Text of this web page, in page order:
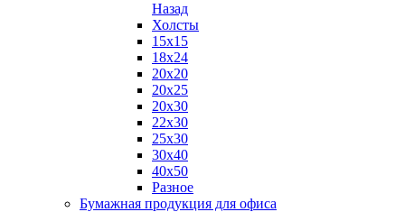
Назад
Холсты
15х15
18х24
20х20
20х25
20х30
22х30
25х30
30х40
40х50
Разное
Бумажная продукция для офиса